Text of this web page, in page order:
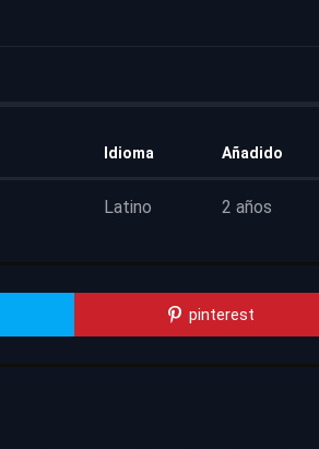
Idioma Añadido
Latino 2 años
pinterest